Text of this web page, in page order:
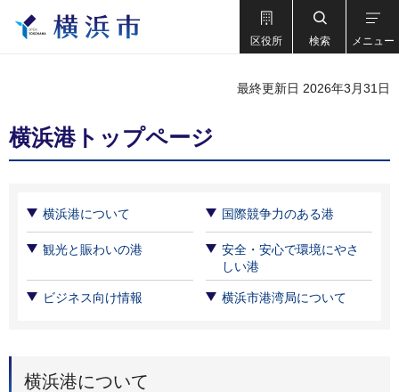
区役所 検索 メニュー
最終更新日 2026年3月31日
横浜港トップページ
横浜港について 国際競争力のある港
観光と賑わいの港
安全・安心で環境にやさ
しい港
ビジネス向け情報 横浜市港湾局について
横浜港について